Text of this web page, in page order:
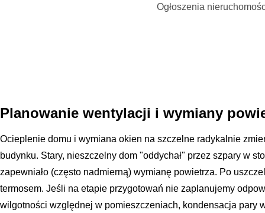
Ogłoszenia
Planowanie wentylacji i wymiany
Ocieplenie domu i wymiana okien na szczelne radykalnie
budynku. Stary, nieszczelny dom "oddychał" przez szpary w
zapewniało (często nadmierną) wymianę powietrza. Po
termosem. Jeśli na etapie przygotowań nie zaplanujemy
wilgotności względnej w pomieszczeniach, kondensacja pary